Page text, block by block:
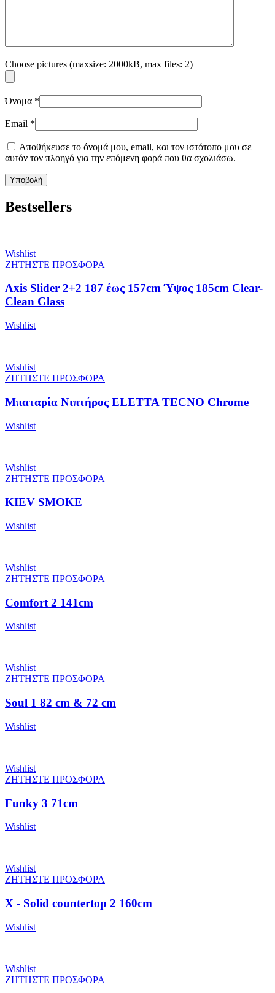
Choose pictures (maxsize: 2000kB, max files: 2)
Όνομα *
Email *
Αποθήκευσε το όνομά μου, email, και τον ιστότοπο μου σε
αυτόν τον πλοηγό για την επόμενη φορά που θα σχολιάσω.
Bestsellers
Wishlist
ΖΗΤΗΣΤΕ ΠΡΟΣΦΟΡΑ
Axis Slider 2+2 187 έως 157cm Ύψος 185cm Clear-
Clean Glass
Wishlist
Wishlist
ΖΗΤΗΣΤΕ ΠΡΟΣΦΟΡΑ
Μπαταρία Νιπτήρος ELETTA TECNO Chrome
Wishlist
Wishlist
ΖΗΤΗΣΤΕ ΠΡΟΣΦΟΡΑ
KIEV SMOKE
Wishlist
Wishlist
ΖΗΤΗΣΤΕ ΠΡΟΣΦΟΡΑ
Comfort 2 141cm
Wishlist
Wishlist
ΖΗΤΗΣΤΕ ΠΡΟΣΦΟΡΑ
Soul 1 82 cm & 72 cm
Wishlist
Wishlist
ΖΗΤΗΣΤΕ ΠΡΟΣΦΟΡΑ
Funky 3 71cm
Wishlist
Wishlist
ΖΗΤΗΣΤΕ ΠΡΟΣΦΟΡΑ
X - Solid countertop 2 160cm
Wishlist
Wishlist
ΖΗΤΗΣΤΕ ΠΡΟΣΦΟΡΑ